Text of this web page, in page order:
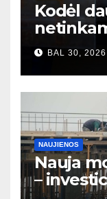
Kodėl
– ir to
BAL 30, 2026
NAUJIENOS
Nauja
–